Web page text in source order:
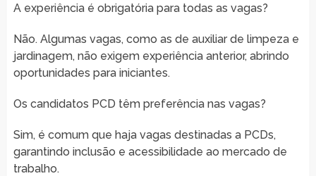
A experiência é obrigatória para todas as vagas?
Não. Algumas vagas, como as de auxiliar de limpeza e
jardinagem, não exigem experiência anterior, abrindo
oportunidades para iniciantes.
Os candidatos PCD têm preferência nas vagas?
Sim, é comum que haja vagas destinadas a PCDs,
garantindo inclusão e acessibilidade ao mercado de
trabalho.